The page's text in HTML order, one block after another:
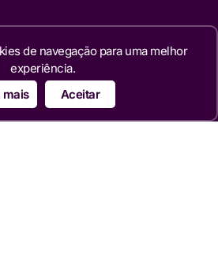
de navegação para uma melhor
experiência.
mais
Aceitar